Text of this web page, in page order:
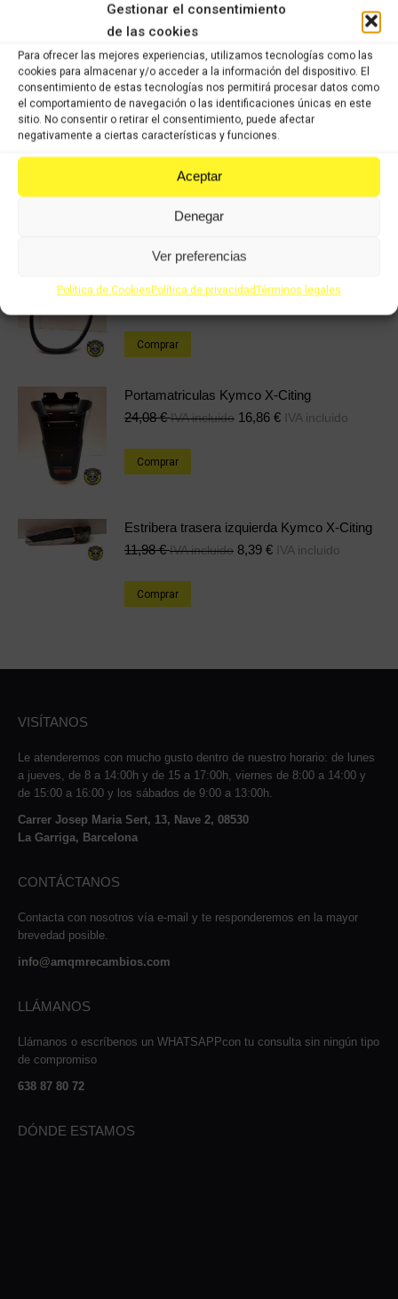
Gestionar el consentimiento
de las cookies
Para ofrecer las mejores experiencias, utilizamos tecnologías como las
cookies para almacenar y/o acceder a la información del dispositivo. El
consentimiento de estas tecnologías nos permitirá procesar datos como
el comportamiento de navegación o las identificaciones únicas en este
sitio. No consentir o retirar el consentimiento, puede afectar
negativamente a ciertas características y funciones.
Aceptar
Denegar
Ver preferencias
Política de CookiesPolítica de privacidadTérminos legales
Share this product
Share
Share
Share
Share
Productos relacionados
24,08€ IVA incluido 16,86€ IVA incluido
Comprar
Portamatriculas Kymco X-Citing
24,08€ IVA incluido 16,86 € IVA incluido
Comprar
Estribera trasera izquierda Kymco X-Citing
11,98€ IVA incluido 8,39 € IVA incluido
Comprar
VISÍTANOS
Le atenderemos con mucho gusto dentro de nuestro horario: de lunes
a jueves, de 8 a 14:00h y de 15 a 17:00h, viernes de 8:00 a 14:00 y
de 15:00 a 16:00 y los sábados de 9:00 a 13:00h.
Carrer Josep Maria Sert, 13, Nave 2, 08530
La Garriga, Barcelona
CONTÁCTANOS
Contacta con nosotros vía e-mail y te responderemos en la mayor
brevedad posible.
info@amqmrecambios.com
LLÁMANOS
Llámanos o escríbenos un WHATSAPPcon tu consulta sin ningún tipo
de compromiso
638 87 80 72
DÓNDE ESTAMOS